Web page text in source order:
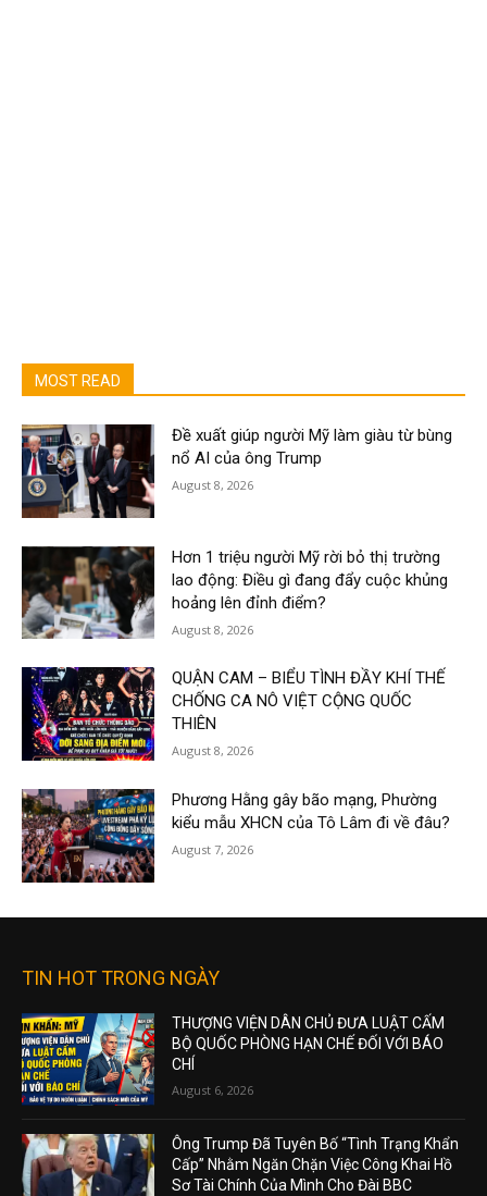
MOST READ
Đề xuất giúp người Mỹ làm giàu từ bùng
nổ AI của ông Trump
August 8, 2026
Hơn 1 triệu người Mỹ rời bỏ thị trường
lao động: Điều gì đang đẩy cuộc khủng
hoảng lên đỉnh điểm?
August 8, 2026
QUẬN CAM – BIỂU TÌNH ĐẦY KHÍ THẾ
CHỐNG CA NÔ VIỆT CỘNG QUỐC
THIÊN
August 8, 2026
Phương Hằng gây bão mạng, Phường
kiểu mẫu XHCN của Tô Lâm đi về đâu?
August 7, 2026
TIN HOT TRONG NGÀY
THƯỢNG VIỆN DÂN CHỦ ĐƯA LUẬT CẤM
BỘ QUỐC PHÒNG HẠN CHẾ ĐỐI VỚI BÁO
CHÍ
August 6, 2026
Ông Trump Đã Tuyên Bố “Tình Trạng Khẩn
Cấp” Nhằm Ngăn Chặn Việc Công Khai Hồ
Sơ Tài Chính Của Mình Cho Đài BBC